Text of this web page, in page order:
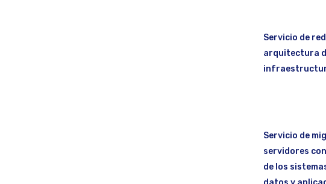
Servicio de
arquitectura
Servicio de
servidores
de los